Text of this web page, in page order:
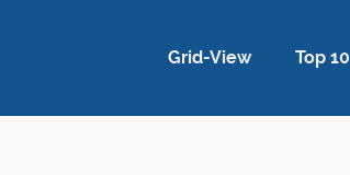
Grid-View Top 10